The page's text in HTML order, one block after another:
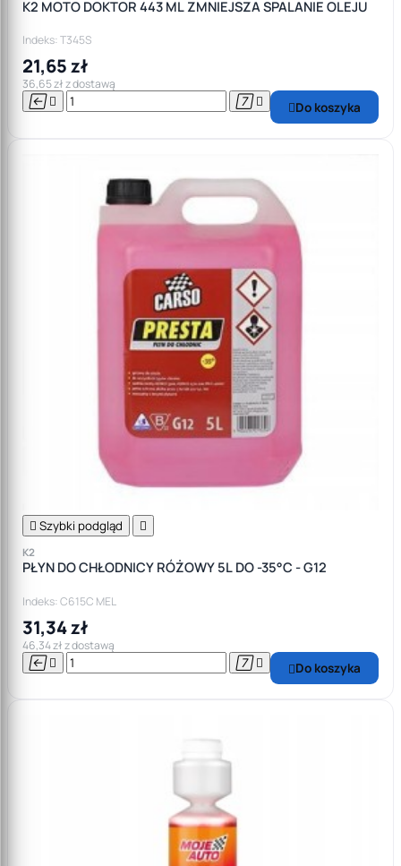
K2 MOTO DOKTOR 443 ML ZMNIEJSZA SPALANIE OLEJU
Indeks: T345S
21,65 zł
36,65 zł z dostawą
    Do koszyka
 Szybki podgląd 
K2
PŁYN DO CHŁODNICY RÓŻOWY 5L DO -35°C - G12
Indeks: C615C MEL
31,34 zł
46,34 zł z dostawą
    Do koszyka